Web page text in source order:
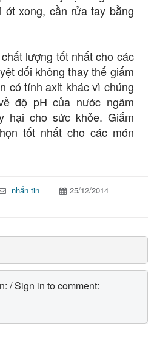
ớt xong, cần rửa tay bằng
lượng tốt nhất cho các
đối không thay thế giấm
có tính axit khác vì chúng
độ pH của nước ngâm
hại cho sức khỏe. Giấm
tốt nhất cho các món
nhắn tin
25/12/2014
/ Sign in to comment: